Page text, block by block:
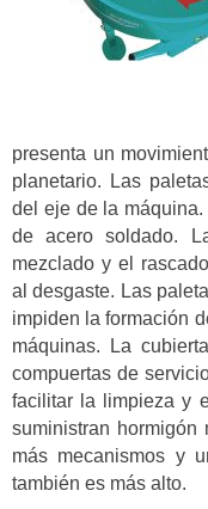
presenta un
planetario. Las
del eje de la
de acero soldado.
mezclado y el
al desgaste. Las
impiden la formación
máquinas. La
compuertas de
facilitar la limpieza y
suministran hormigón
más mecanismos y
también es más alto.